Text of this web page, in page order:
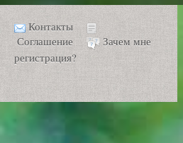
Контакты
Соглашение
Зачем мне
регистрация?